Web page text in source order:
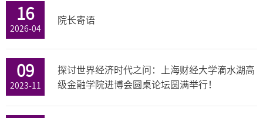
16
2026-04
院长寄语
09
2023-11
探讨世界经济时代之问：上海财经大学滴水湖高
级金融学院进博会圆桌论坛圆满举行！